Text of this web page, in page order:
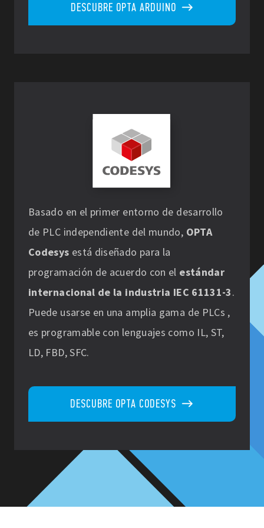
DESCUBRE OPTA ARDUINO
Basado en el primer entorno de desarrollo
de PLC independiente del mundo, OPTA
Codesys está diseñado para la
programación de acuerdo con el estándar
internacional de la industria IEC 61131-3.
Puede usarse en una amplia gama de PLCs ,
es programable con lenguajes como IL, ST,
LD, FBD, SFC.
DESCUBRE OPTA CODESYS